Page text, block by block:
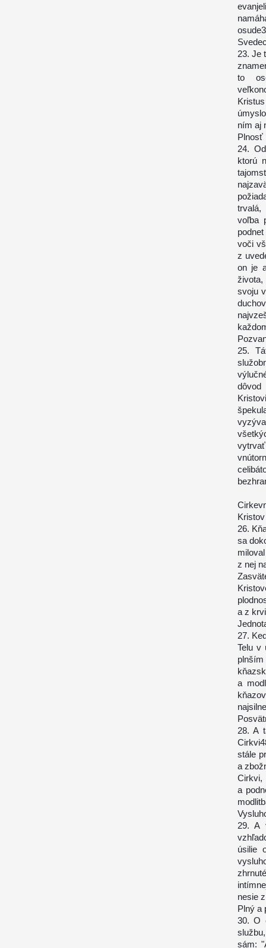
23. Je
to
ním aj
Plnosť
24.
ktorú
trvalá,
voľba
voči
z
on je
života,
svoju
25.
26.
sa
z nej
a z
27.
Telu v
a
28. A
stále
a
Cirkvi,
a
29. A
úsilie
nesie
Plný a
30. O
sám: